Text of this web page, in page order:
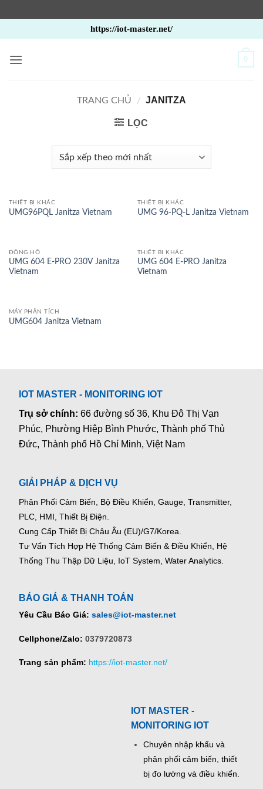
qua
nội
https://iot-master.net/
0
TRANG CHỦ / JANITZA
LỌC
THIẾT BỊ KHÁC
UMG96PQL Janitza Vietnam
THIẾT BỊ KHÁC
UMG 96-PQ-L Janitza Vietnam
ĐỒNG HỒ
UMG 604 E-PRO 230V Janitza
Vietnam
THIẾT BỊ KHÁC
UMG 604 E-PRO Janitza
Vietnam
MÁY PHÂN TÍCH
UMG604 Janitza Vietnam
IOT MASTER - MONITORING IOT
Trụ sở chính:66 đường số 36, Khu Đô Thị Vạn
Phúc, Phường Hiệp Bình Phước, Thành phố Thủ
Đức, Thành phố Hồ Chí Minh, Việt Nam
GIẢI PHÁP & DỊCH VỤ
Phân Phối Cảm Biến, Bộ Điều Khiển, Gauge, Transmitter,
PLC, HMI, Thiết Bị Điện.
Cung Cấp Thiết Bị Châu Âu (EU)/G7/Korea.
Tư Vấn Tích Hợp Hệ Thống Cảm Biến & Điều Khiển, Hệ
Thống Thu Thập Dữ Liệu, IoT System, Water Analytics.
BÁO GIÁ & THANH TOÁN
Yêu Cầu Báo Giá: sales@iot-master.net
Cellphone/Zalo: 0379720873
Trang sản phẩm: https://iot-master.net/
IOT MASTER -
MONITORING IOT
Chuyên nhập khẩu và
phân phối cảm biến, thiết
bị đo lường và điều khiển.